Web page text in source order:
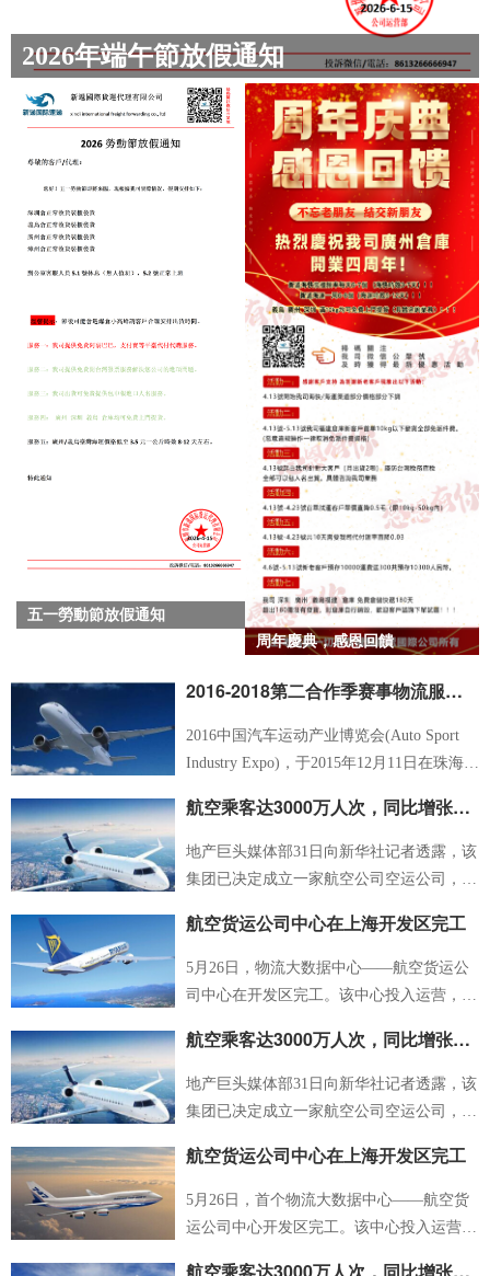
2026年端午節放假通知
五一勞動節放假通知
周年慶典，感恩回饋
2016-2018第二合作季赛事物流服务协议
2016中国汽车运动产业博览会(Auto Sport
Industry Expo)，于2015年12月11日在珠海国
运公司区域公司总经理、中国汽车摩托车运
动联合会主席詹郭军、中石化润滑油公司党
委书记苟连杰等出席开幕式。
航空乘客达3000万人次，同比增张11.7%
地产巨头媒体部31日向新华社记者透露，该
集团已决定成立一家航空公司空运公司，注
万美元(约6000万新元)是运营10架提供国际
运输服务或30架国内运输服务飞机的最低标
准。
航空货运公司中心在上海开发区完工
5月26日，物流大数据中心——航空货运公
司中心在开发区完工。该中心投入运营，将
升运输效率，降低运输成本。
航空乘客达3000万人次，同比增张11.7%
地产巨头媒体部31日向新华社记者透露，该
集团已决定成立一家航空公司空运公司，注
万美元(约6000万新元)是运营10架提供国际
运输服务或30架国内运输服务飞机的最低标
准。
航空货运公司中心在上海开发区完工
5月26日，首个物流大数据中心——航空货
运公司中心开发区完工。该中心投入运营，
航空乘客达3000万人次，同比增张11.7%